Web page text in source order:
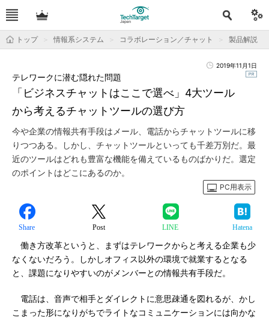
トップ 情報系システム コラボレーション／チャット 製品解説
2019年11月1日
「ビジネスチャットはここで選べ」4大ツール
から考えるチャットツールの選び方
テレワークに潜む隠れた問題
今や企業の情報共有手段はメール、電話からチャットツールに移
りつつある。しかし、チャットツールといっても千差万別だ。最
近のツールはどれも豊富な機能を備えているものばかりだ。選定
のポイントはどこにあるのか。
PC用表示
Share Post LINE Hatena
働き方改革というと、まずはテレワークからと考える企業も少
なくないだろう。しかしオフィス以外の環境で就業するとなる
と、課題になりやすいのがメンバーとの情報共有手段だ。
電話は、音声で相手とダイレクトに意思疎通を図れるが、かし
こまった形になりがちでライトなコミュニケーションには向かな